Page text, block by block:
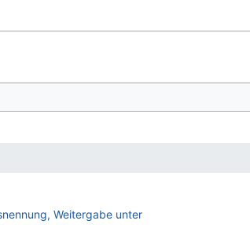
Weitergabe unter